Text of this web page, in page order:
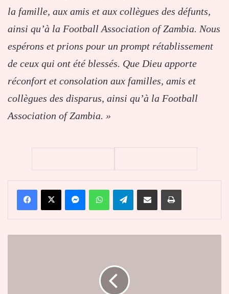
la famille, aux amis et aux collègues des défunts,
ainsi qu’à la Football Association of Zambia. Nous
espérons et prions pour un prompt rétablissement
de ceux qui ont été blessés. Que Dieu apporte
réconfort et consolation aux familles, amis et
collègues des disparus, ainsi qu’à la Football
Association of Zambia. »
FacebookX MessengerWhatsAppTelegramPartager par email Imprimer